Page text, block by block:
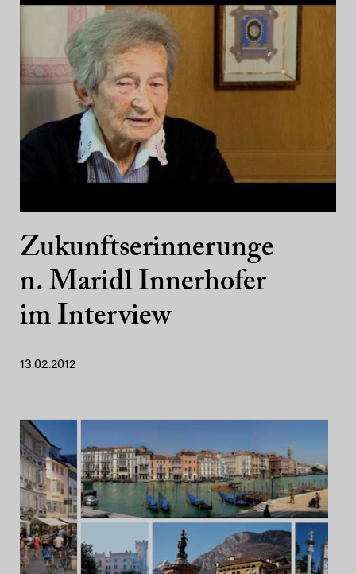
Zukunftserinnerunge
n. Maridl Innerhofer
im Interview
13.02.2012